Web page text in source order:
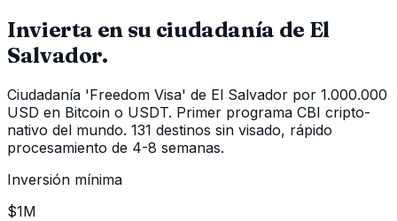
Invierta en su ciudadanía de El
Salvador.
Ciudadanía 'Freedom Visa' de El Salvador por 1.000.000
USD en Bitcoin o USDT. Primer programa CBI cripto-
nativo del mundo. 131 destinos sin visado, rápido
procesamiento de 4-8 semanas.
Inversión mínima
$1M